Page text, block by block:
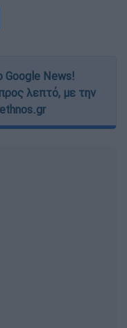
Google News!
λεπτό, με την